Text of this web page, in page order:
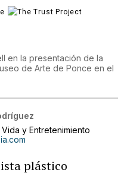
en la presentación de la
de Arte de Ponce en el
y Entretenimiento
plástico